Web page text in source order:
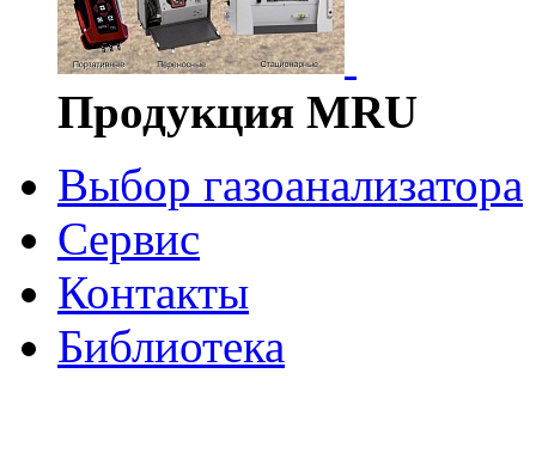
Продукция MRU
Выбор газоанализатора
Сервис
Контакты
Библиотека